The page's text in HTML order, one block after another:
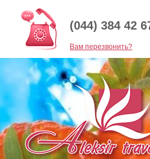
(044) 384 42
Baм перезвонить?